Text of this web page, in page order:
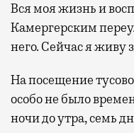
Вся моя жизнь и
Камергерским
него. Сейчас я живу
На посещение
особо не было
ночи до утра, семь